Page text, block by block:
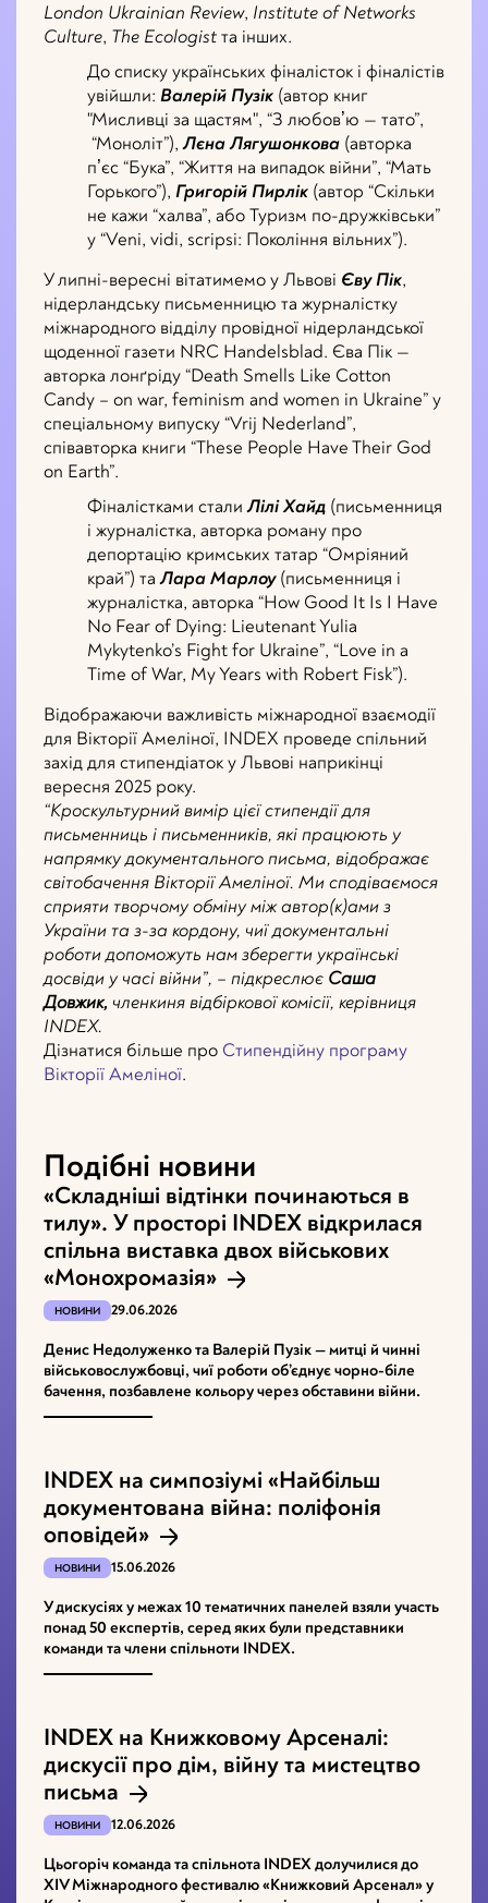
London Ukrainian Review, Institute of Networks
Culture, The Ecologist та інших.
До списку українських фіналісток і фіналістів
увійшли: Валерій Пузік (автор книг
"Мисливці за щастям", “З любовʼю — тато”,
“Моноліт”),Лєна Лягушонкова (авторка
пʼєс “Бука”, “Життя на випадок війни”, “Мать
Горького”), Григорій Пирлік (автор “Скільки
не кажи “халва”, або Туризм по-дружківськи”
у “Veni, vidi, scripsi: Покоління вільних”).
У липні-вересні вітатимемо у Львові Єву Пік,
нідерландську письменницю та журналістку
міжнародного відділу провідної нідерландської
щоденної газети NRC Handelsblad. Єва Пік —
авторка лонґріду “Death Smells Like Cotton
Candy – on war, feminism and women in Ukraine” у
спеціальному випуску “Vrij Nederland”,
співавторка книги “These People Have Their God
on Earth”.
Фіналістками сталиЛілі Хайд (письменниця
і журналістка, авторка роману про
депортацію кримських татар “Омріяний
край”) таЛара Марлоу (письменниця і
журналістка, авторка “How Good It Is I Have
No Fear of Dying: Lieutenant Yulia
Mykytenko’s Fight for Ukraine”, “Love in a
Time of War, My Years with Robert Fisk”).
Відображаючи важливість міжнародної взаємодії
для Вікторії Амеліної, INDEX проведе спільний
захід для стипендіаток у Львові наприкінці
вересня 2025 року.
“Кроскультурний вимір цієї стипендії для
письменниць і письменників, які працюють у
напрямку документального письма, відображає
світобачення Вікторії Амеліної. Ми сподіваємося
сприяти творчому обміну між автор(к)ами з
України та з-за кордону, чиї документальні
роботи допоможуть нам зберегти українські
досвіди у часі війни”, – підкреслює Саша
Довжик, членкиня відбіркової комісії, керівниця
INDEX.
Дізнатися більше про Стипендійну програму
Вікторії Амеліної.
Подібні новини
«Складніші відтінки починаються в
тилу». У просторі INDEX відкрилася
спільна виставка двох військових
«Монохромазія»
НОВИНИ 29.06.2026
Денис Недолуженко та Валерій Пузік — митці й чинні
військовослужбовці, чиї роботи об’єднує чорно-біле
бачення, позбавлене кольору через обставини війни.
INDEX на симпозіумі «Найбільш
документована війна: поліфонія
оповідей»
НОВИНИ 15.06.2026
У дискусіях у межах 10 тематичних панелей взяли участь
понад 50 експертів, серед яких були представники
команди та члени спільноти INDEX.
INDEX на Книжковому Арсеналі:
дискусії про дім, війну та мистецтво
письма
НОВИНИ 12.06.2026
Цьогоріч команда та спільнота INDEX долучилися до
XІV Міжнародного фестивалю «Книжковий Арсенал» у